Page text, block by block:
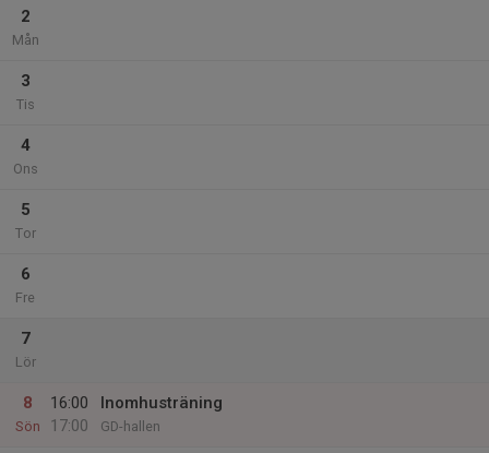
2
Mån
3
Tis
4
Ons
5
Tor
6
Fre
7
Lör
8
Sön
16:00
17:00
Inomhusträning
GD-hallen